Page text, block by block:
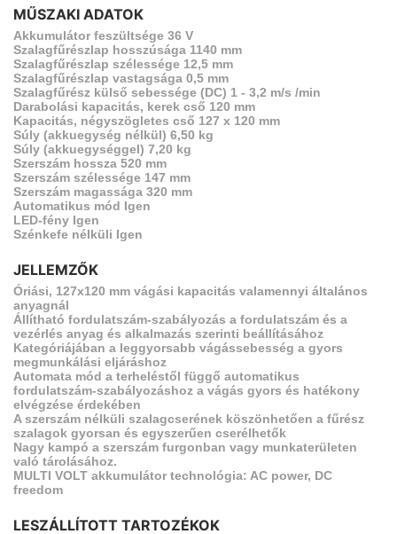
MŰSZAKI ADATOK
Akkumulátor feszültsége 36 V
Szalagfűrészlap hosszúsága 1140 mm
Szalagfűrészlap szélessége 12,5 mm
Szalagfűrészlap vastagsága 0,5 mm
Szalagfűrész külső sebessége (DC) 1 - 3,2 m/s /min
Darabolási kapacitás, kerek cső 120 mm
Kapacitás, négyszögletes cső 127 x 120 mm
Súly (akkuegység nélkül) 6,50 kg
Súly (akkuegységgel) 7,20 kg
Szerszám hossza 520 mm
Szerszám szélessége 147 mm
Szerszám magassága 320 mm
Automatikus mód Igen
LED-fény Igen
Szénkefe nélküli Igen
JELLEMZŐK
Óriási, 127x120 mm vágási kapacitás valamennyi általános
anyagnál
Állítható fordulatszám-szabályozás a fordulatszám és a
vezérlés anyag és alkalmazás szerinti beállításához
Kategóriájában a leggyorsabb vágássebesség a gyors
megmunkálási eljáráshoz
Automata mód a terheléstől függő automatikus
fordulatszám-szabályozáshoz a vágás gyors és hatékony
elvégzése érdekében
A szerszám nélküli szalagcserének köszönhetően a fűrész
szalagok gyorsan és egyszerűen cserélhetők
Nagy kampó a szerszám furgonban vagy munkaterületen
való tárolásához.
MULTI VOLT akkumulátor technológia: AC power, DC
freedom
LESZÁLLÍTOTT TARTOZÉKOK